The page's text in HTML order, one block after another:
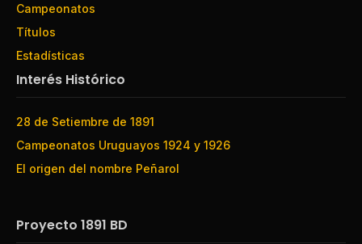
Campeonatos
Títulos
Estadísticas
Interés Histórico
28 de Setiembre de 1891
Campeonatos Uruguayos 1924 y 1926
El origen del nombre Peñarol
Proyecto 1891 BD